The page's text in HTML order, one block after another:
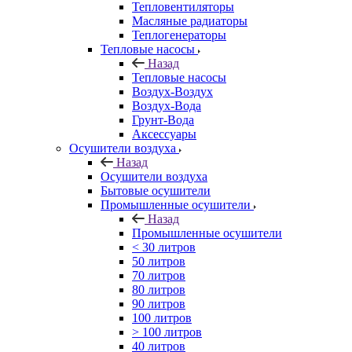
Тепловентиляторы
Масляные радиаторы
Теплогенераторы
Тепловые насосы
Назад
Тепловые насосы
Воздух-Воздух
Воздух-Вода
Грунт-Вода
Аксессуары
Осушители воздуха
Назад
Осушители воздуха
Бытовые осушители
Промышленные осушители
Назад
Промышленные осушители
< 30 литров
50 литров
70 литров
80 литров
90 литров
100 литров
> 100 литров
40 литров